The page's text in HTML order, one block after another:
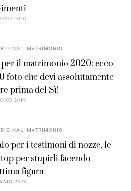
2020
MATRIMONIO
per il matrimonio 2020: ecco
foto che devi assolutamente
prima del Sì!
2019
MATRIMONIO
per i testimoni di nozze, le
per stupirli facendo
figura
2020